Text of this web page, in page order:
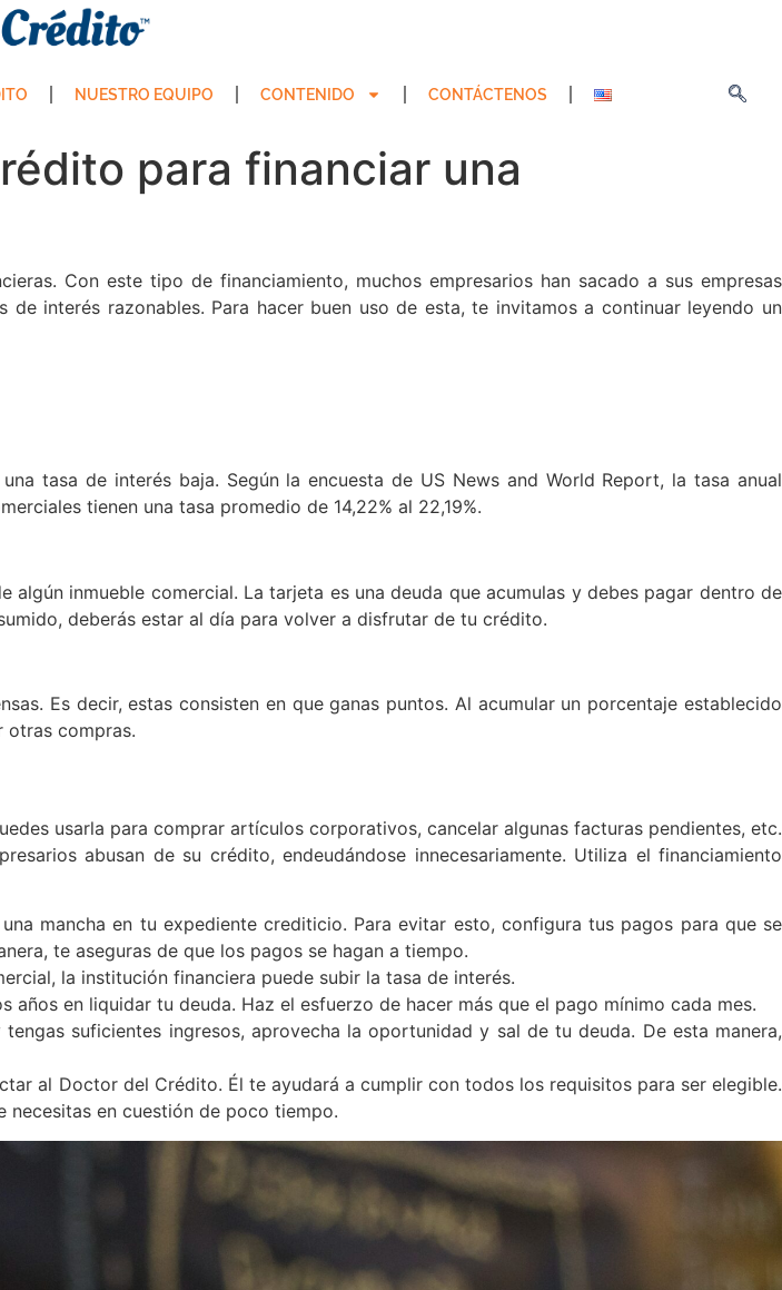
NUESTRO EQUIPO CONTENIDO CONTÁCTENOS
para financiar una
Con este tipo de financiamiento, muchos empresarios han sacado a sus empresas
interés razonables. Para hacer buen uso de esta, te invitamos a continuar leyendo un
tasa de interés baja. Según la encuesta de US News and World Report, la tasa anual
tienen una tasa promedio de 14,22% al 22,19%.
inmueble comercial. La tarjeta es una deuda que acumulas y debes pagar dentro de
deberás estar al día para volver a disfrutar de tu crédito.
Es decir, estas consisten en que ganas puntos. Al acumular un porcentaje establecido
otras compras.
usarla para comprar artículos corporativos, cancelar algunas facturas pendientes, etc.
abusan de su crédito, endeudándose innecesariamente. Utiliza el financiamiento
mancha en tu expediente crediticio. Para evitar esto, configura tus pagos para que se
te aseguras de que los pagos se hagan a tiempo.
la institución financiera puede subir la tasa de interés.
en liquidar tu deuda. Haz el esfuerzo de hacer más que el pago mínimo cada mes.
suficientes ingresos, aprovecha la oportunidad y sal de tu deuda. De esta manera,
al Doctor del Crédito. Él te ayudará a cumplir con todos los requisitos para ser elegible.
necesitas en cuestión de poco tiempo.